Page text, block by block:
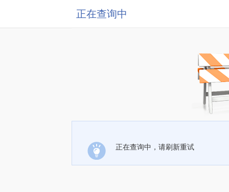
正在查询中
正在查询中，请刷新重试